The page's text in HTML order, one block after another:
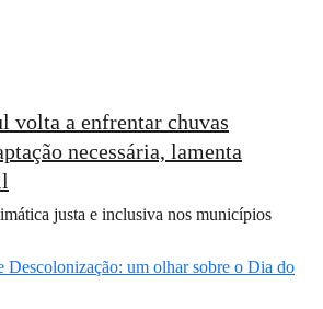
volta a enfrentar chuvas
necessária, lamenta
justa e inclusiva nos municípios